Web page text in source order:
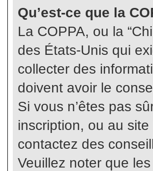
Qu’est-ce que la
La COPPA, ou la
des États-Unis qui
collecter des
doivent avoir le
Si vous n’êtes pas
inscription, ou au
contactez des
Veuillez noter que